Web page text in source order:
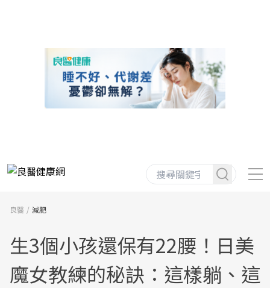
良醫 減肥
生3個小孩還保有22腰！日美
魔女教練的秘訣：這樣躺、這